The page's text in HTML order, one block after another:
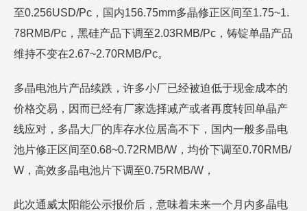
至0.256USD/Pc，国内156.75mm多晶修正区间至1.75~1.
78RMB/Pc，黑硅产品下调至2.03RMB/Pc，铸锭单晶产品
维持不变在2.67~2.70RMB/Pc。
多晶电池片产品续跌，许多小厂已经被迫低于现金成本的
价格交易，因而已经有厂家选择减产或者再度转回单晶产
线应对，多晶大厂的库存水位居高不下，国内一般多晶电
池片修正区间至0.68~0.72RMB/W，均价下调至0.70RMB/
W，高效多晶电池片下调至0.75RMB/W，
此次通威太阳能公示报价后，意味着未来一个月内多晶电